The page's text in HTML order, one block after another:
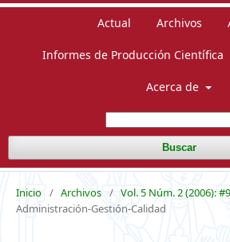
Actual Archivos
Informes de Producción Científica
Acerca de
Buscar
Inicio / Archivos / Vol. 5 Núm. 2 (2006):
Administración-Gestión-Calidad